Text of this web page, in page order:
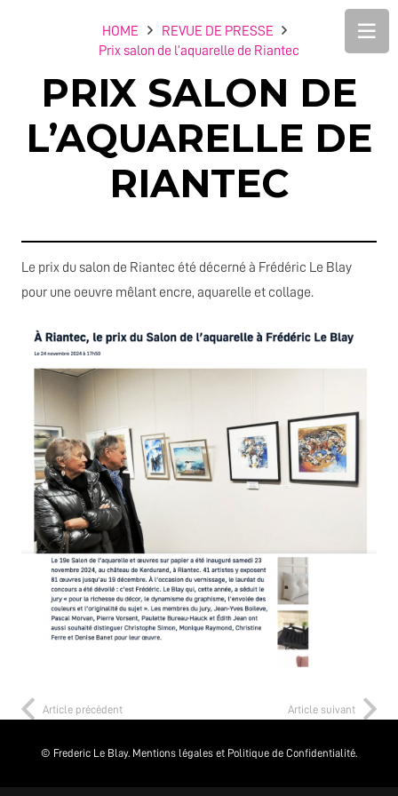
HOME
REVUE DE PRESSE
Prix salon de l’aquarelle de Riantec
PRIX SALON DE
L’AQUARELLE DE
RIANTEC
Le prix du salon de Riantec été décerné à Frédéric Le Blay
pour une oeuvre mêlant encre, aquarelle et collage.
Article précédent Article suivant
© Frederic Le Blay. Mentions légales et Politique de Confidentialité.